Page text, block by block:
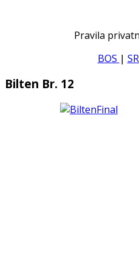
Pravila
BOS |
Bilten Br. 12